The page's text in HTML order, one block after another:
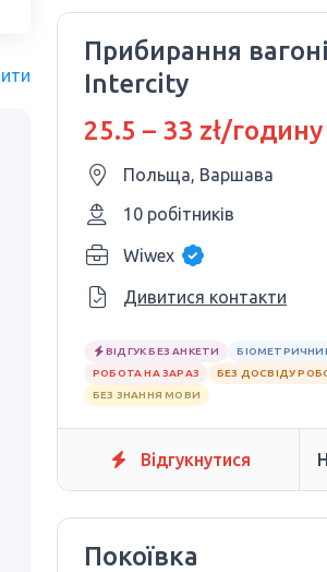
Прибирання
Intercity
25.5 – 33 zł/годину
Польща, Варшава
10 робітників
Wiwex
Дивитися контакти
ВІДГУК БЕЗ АНКЕТИ
РОБОТА НА ЗАРАЗ
БЕЗ ДОСВІДУ
БЕЗ ЗНАННЯ МОВИ
Відгукнутися
Покоївка